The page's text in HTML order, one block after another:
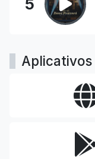
5
Aplicativos